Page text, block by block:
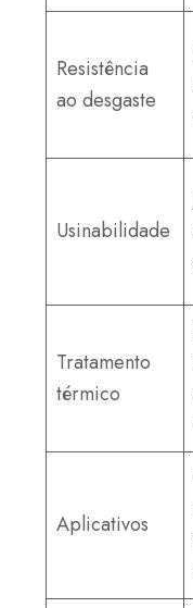
Resistência
ao desgaste
Usinabilidade
Tratamento
térmico
Aplicativos